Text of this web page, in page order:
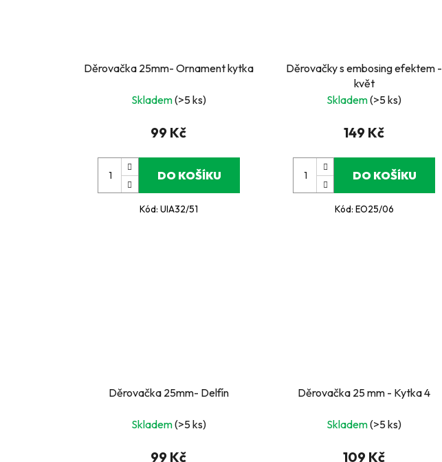
Děrovačka 25mm- Ornament kytka
Skladem(>5 ks)
99 Kč
DO KOŠÍKU
Kód: UIA32/51
Děrovačky s embosing efektem -
květ
Skladem(>5 ks)
149 Kč
DO KOŠÍKU
Kód: EO25/06
Děrovačka 25mm- Delfín
Skladem(>5 ks)
99 Kč
Děrovačka 25 mm - Kytka 4
Skladem(>5 ks)
109 Kč